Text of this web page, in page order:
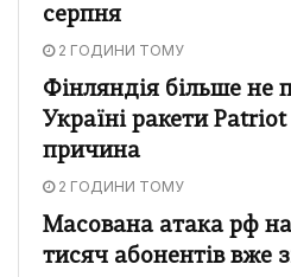
серпня
2 ГОДИНИ ТОМУ
Фінляндія більше не
Україні ракети
причина
2 ГОДИНИ ТОМУ
Масована атака рф
тисяч абонентів вже